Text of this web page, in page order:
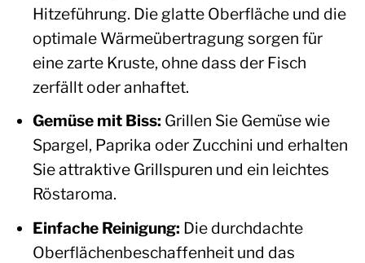
Hitzeführung. Die glatte Oberfläche und die
optimale Wärmeübertragung sorgen für
eine zarte Kruste, ohne dass der Fisch
zerfällt oder anhaftet.
Gemüse mit Biss: Grillen Sie Gemüse wie
Spargel, Paprika oder Zucchini und erhalten
Sie attraktive Grillspuren und ein leichtes
Röstaroma.
Einfache Reinigung: Die durchdachte
Oberflächenbeschaffenheit und das